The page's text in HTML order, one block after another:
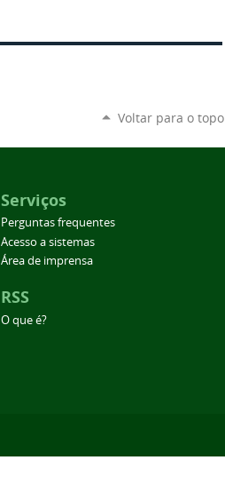
Voltar para o topo
Serviços
Perguntas frequentes
Acesso a sistemas
Área de imprensa
RSS
O que é?